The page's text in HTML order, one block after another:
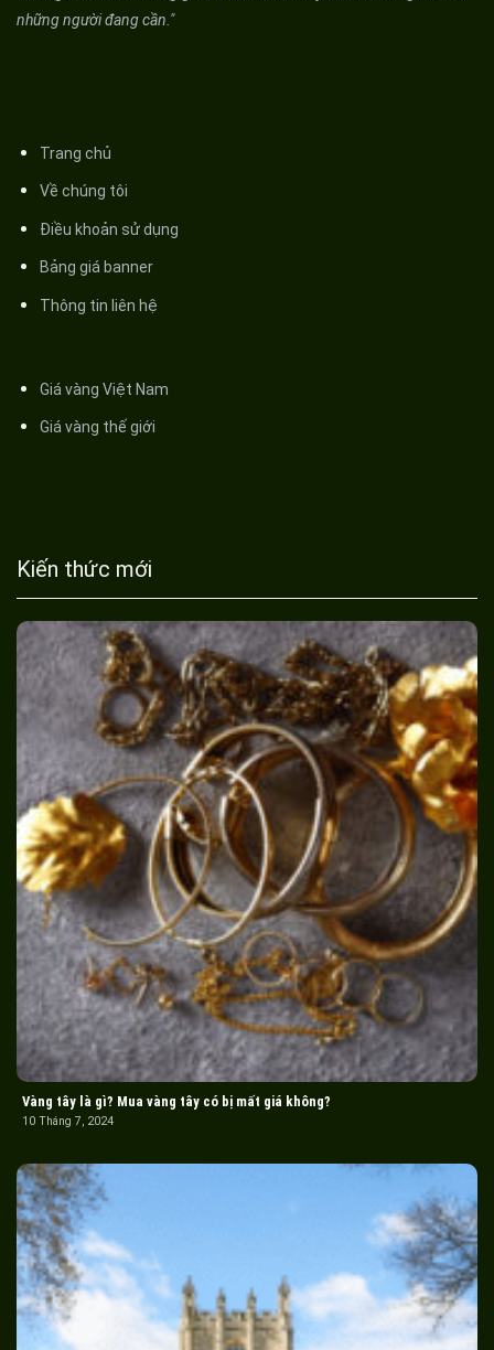
những người đang cần."
Trang chủ
Về chúng tôi
Điều khoản sử dụng
Bảng giá banner
Thông tin liên hệ
Giá vàng Việt Nam
Giá vàng thế giới
Kiến thức mới
Vàng tây là gì? Mua vàng tây có bị mất giá không?
10 Tháng 7, 2024